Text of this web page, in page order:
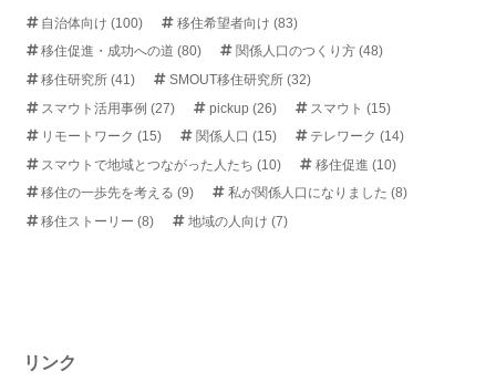
自治体向け(100) 移住希望者向け (83)
移住促進・成功への道(80) 関係人口のつくり方 (48)
移住研究所(41) SMOUT移住研究所 (32)
スマウト活用事例(27) pickup (26) スマウト(15)
リモートワーク(15) 関係人口 (15) テレワーク(14)
スマウトで地域とつながった人たち(10) 移住促進 (10)
移住の一歩先を考える(9) 私が関係人口になりました (8)
移住ストーリー(8) 地域の人向け (7)
リンク